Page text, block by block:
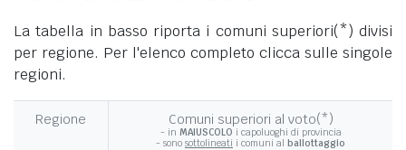
La tabella in basso riporta i comuni superiori(*) divisi
per regione. Per l'elenco completo clicca sulle singole
regioni.
Regione Comuni superiori al voto(*)
- in MAIUSCOLO i capoluoghi di provincia
- sono sottolineati i comuni al ballottaggio